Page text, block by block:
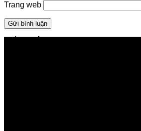
Trang web